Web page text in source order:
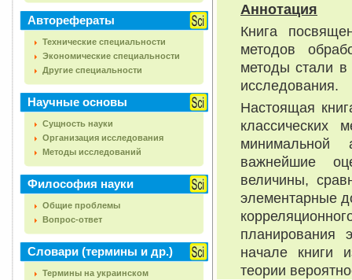
Авторефераты
Технические специальности
Экономические специальности
Другие специальности
Научные основы
Сущность науки
Организация исследования
Методы исследований
Философия науки
Общие проблемы
Вопрос-ответ
Словари (термины и др.)
Термины на украинском
Аннотация
Книга
методов
методы стали в
исследования.
Настоящая
классических
минимальной
важнейшие
величины,
элементарные
планирования
начале книги
теории